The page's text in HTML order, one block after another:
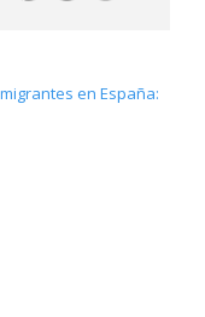
en España: